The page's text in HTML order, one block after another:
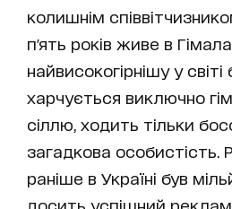
колишнім
п'ять років живе в
найвисокогірнішу у
харчується виключно
сіллю, ходить тільки
загадкова особистість.
раніше в Україні був
досить успішний